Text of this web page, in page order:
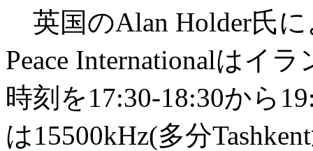
英国のAlan Holder氏
Peace Internationalはイ
時刻を17:30-18:30から
は15500kHz(多分